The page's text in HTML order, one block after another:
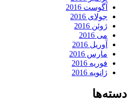
آگوست 2016
جولای 2016
ژوئن 2016
می 2016
آوریل 2016
مارس 2016
فوریه 2016
ژانویه 2016
دسته‌ها